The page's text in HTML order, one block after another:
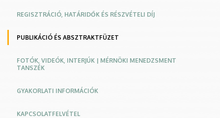
Konferencia
weboldal
REGISZTRÁCIÓ, HATÁRIDŐK ÉS RÉSZVÉTELI DÍJ
PUBLIKÁCIÓ ÉS ABSZTRAKTFÜZET
FOTÓK, VIDEÓK, INTERJÚK | MÉRNÖKI MENEDZSMENT
TANSZÉK
GYAKORLATI INFORMÁCIÓK
KAPCSOLATFELVÉTEL